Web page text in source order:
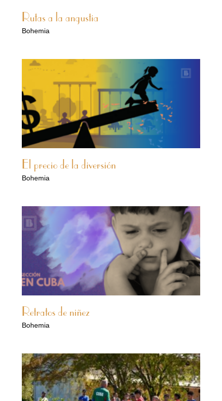
Rutas a la angustia
Bohemia
El precio de la diversión
Bohemia
Retratos de niñez
Bohemia